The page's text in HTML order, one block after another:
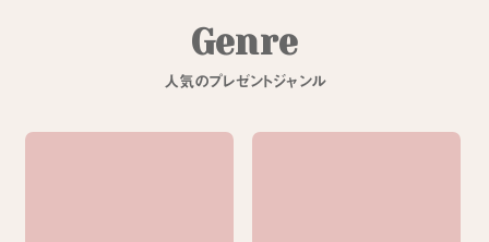
Genre
人 気のプレゼントジャ ンル